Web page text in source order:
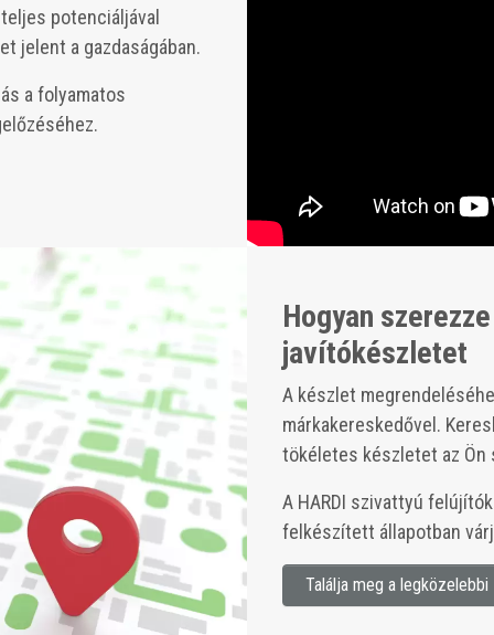
potenciáljával
jelent a gazdaságában.
a folyamatos
Hogyan
javítókészletet
A készlet
márkakereskedővel.
tökéletes készletet az
A HARDI szivattyú
felkészített állapotban
Találja meg a